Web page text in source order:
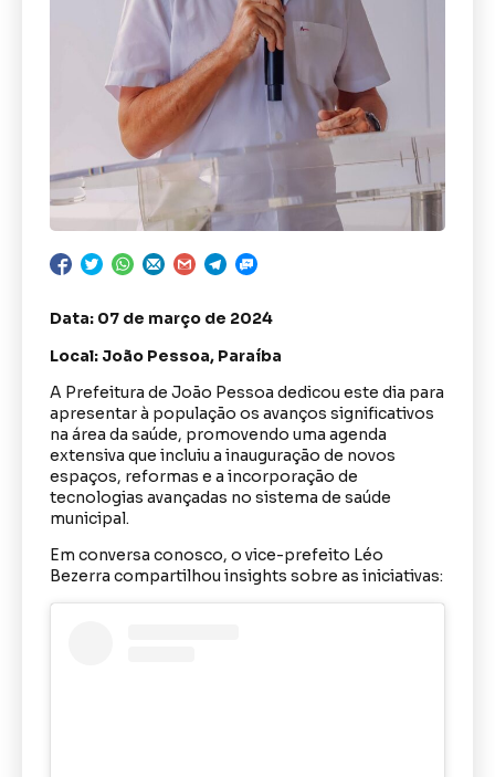
Data: 07 de março de 2024
Local: João Pessoa, Paraíba
A Prefeitura de João Pessoa dedicou este dia para
apresentar à população os avanços significativos
na área da saúde, promovendo uma agenda
extensiva que incluiu a inauguração de novos
espaços, reformas e a incorporação de
tecnologias avançadas no sistema de saúde
municipal.
Em conversa conosco, o vice-prefeito Léo
Bezerra compartilhou insights sobre as iniciativas: